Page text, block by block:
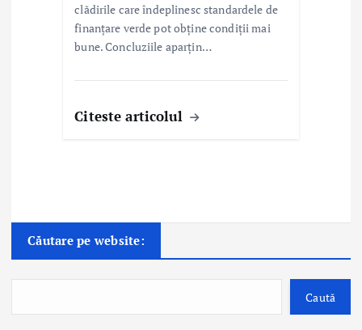
clădirile care îndeplinesc standardele de
finanțare verde pot obține condiții mai
bune. Concluziile aparțin…
Citeste articolul
Căutare pe website:
Caută